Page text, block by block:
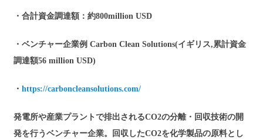
・合計資金調達額：約800million USD
・ベンチャー企業例 Carbon Clean Solutions(イギリス,累計資金
調達額56 million USD)
・https://carboncleansolutions.com/
発電所や産業プラントで排出されるCO2の分離・回収技術の開
発を行うベンチャー企業。回収したCO2を化学製品の原料とし